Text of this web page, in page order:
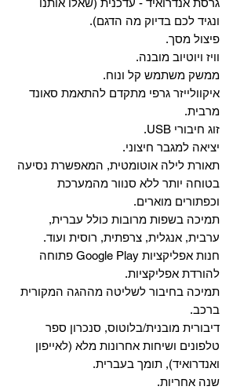
ונגיד לכם בדיוק מה הדגם).
פיצול מסך.
וויז ויוטיוב מובנה.
ממשק משתמש קל ונוח.
איקוולייזר גרפי מתקדם להתאמת סאונד
מרבית.
זוג חיבורי USB.
יציאה למגבר חיצוני.
תאורת לילה אוטומטית, המאפשרת נסיעה
בטוחה יותר ללא סנוור מהמערכת
וכפתורים מוארים.
תמיכה בשפות מרובות כולל עברית,
ערבית, אנגלית, צרפתית, רוסית ועוד.
‏חנות אפליקציות Google Play פתוחה
להורדת אפליקציות.
‏תמיכה בחיבור לשליטה מההגה המקורית
ברכב.
‏דיבורית מובנית/בלוטוס, ‏סנכרון ספר
טלפונים ושיחות אחרונות מלא (לאייפון
ואנדרואיד), תומך בעברית.
שנה אחריות.